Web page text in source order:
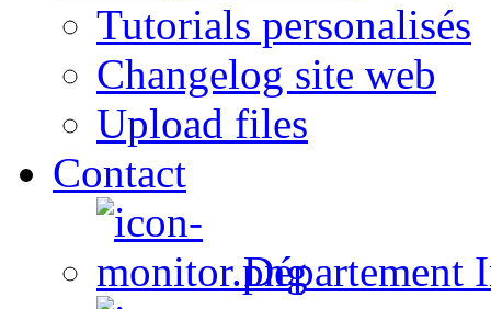
Tutorials personalisés
Changelog site web
Upload files
Contact
Département